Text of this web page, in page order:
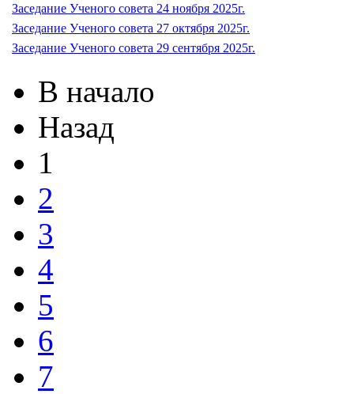
Заседание Ученого совета 24 ноября 2025г.
Заседание Ученого совета 27 октября 2025г.
Заседание Ученого совета 29 сентября 2025г.
В начало
Назад
1
2
3
4
5
6
7